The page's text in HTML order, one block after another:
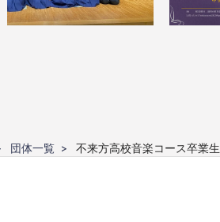
団体一覧 不来方高校音楽コース卒業生